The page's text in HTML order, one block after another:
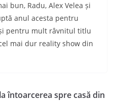
bun, Radu, Alex Velea și
anul acesta pentru
pentru mult râvnitul titlu
mai dur reality show din
întoarcerea spre casă din